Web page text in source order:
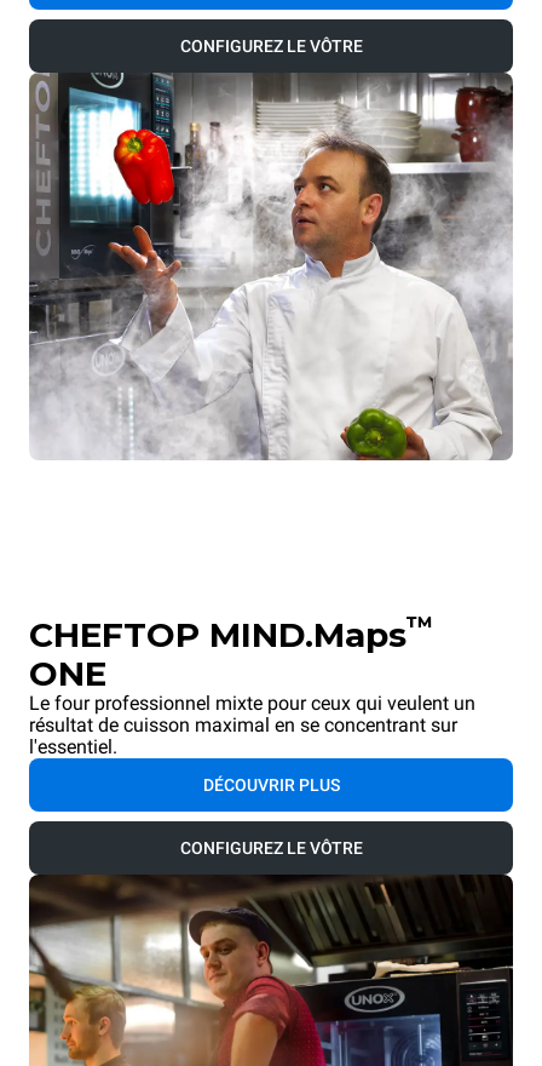
CONFIGUREZ LE VÔTRE
CHEFTOP MIND.Maps™
ONE
Le four professionnel mixte pour ceux qui veulent un
résultat de cuisson maximal en se concentrant sur
l'essentiel.
DÉCOUVRIR PLUS
CONFIGUREZ LE VÔTRE